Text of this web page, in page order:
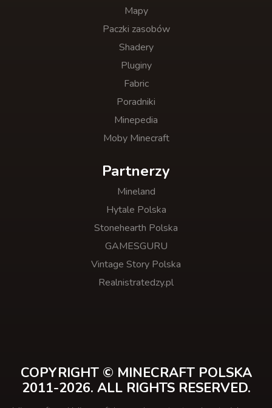
Mapy
Paczki zasobów
Shadery
Pluginy
Fabric
Poradniki
Minepedia
Moby Minecraft
Partnerzy
Mineland
Hytale Polska
Stonehearth Polska
GAMESGURU
Vintage Story Polska
Realnistratedzy.pl
COPYRIGHT © MINECRAFT POLSKA
2011-2026. ALL RIGHTS RESERVED.